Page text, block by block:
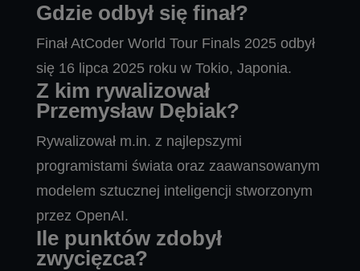
Gdzie odbył się finał?
Finał AtCoder World Tour Finals 2025 odbył
się 16 lipca 2025 roku w Tokio, Japonia.
Z kim rywalizował
Przemysław Dębiak?
Rywalizował m.in. z najlepszymi
programistami świata oraz zaawansowanym
modelem sztucznej inteligencji stworzonym
przez OpenAI.
Ile punktów zdobył
zwycięzca?